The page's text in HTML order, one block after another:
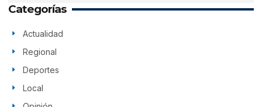
Categorías
Actualidad
Regional
Deportes
Local